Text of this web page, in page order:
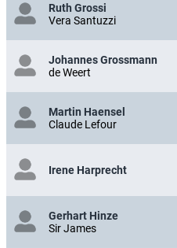
Ruth Grossi
Vera Santuzzi
Johannes Grossmann
de Weert
Martin Haensel
Claude Lefour
Irene Harprecht
Gerhart Hinze
Sir James